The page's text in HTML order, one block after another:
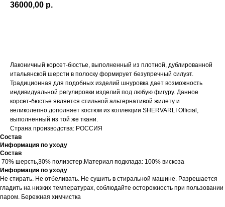
36000,00 р.
Лаконичный корсет-бюстье, выполненный из плотной, дублированной
итальянской шерсти в полоску формирует безупречный силуэт.
Традиционная для подобных изделий шнуровка дает возможность
индивидуальной регулировки изделий под любую фигуру. Данное
корсет-бюстье является стильной альтернативой жилету и
великолепно дополняет костюм из коллекции SHERVARLI Official,
выполненный из той же ткани.
Страна производства: РОССИЯ
Состав
Информация по уходу
Состав
70% шерсть,30% полиэстер.Материал подклада: 100% вискоза
Информация по уходу
Не стирать. Не отбеливать. Не сушить в стиральной машине. Разрешается
гладить на низких температурах, соблюдайте осторожность при пользовании
паром. Бережная химчистка